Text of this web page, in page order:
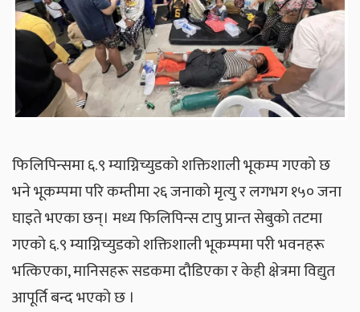
फिलिपिन्समा ६.९ म्याग्निच्युडको शक्तिशाली भूकम्प गएको छ
भने भूकम्पमा परि कम्तीमा २६ जनाको मृत्यु र लगभग १५० जना
घाइते भएका छन्। मध्य फिलिपिन्स टापु प्रान्त सेबुको तटमा
गएको ६.९ म्याग्निच्युडको शक्तिशाली भूकम्पमा परी भवनहरू
भत्किएका, मानिसहरू सडकमा दौडिएका र केही क्षेत्रमा विद्युत
आपूर्ति बन्द भएको छ ।